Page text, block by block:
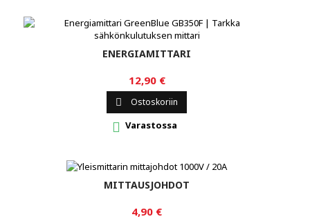
ENERGIAMITTARI
12,90 €
 Ostoskoriin
 Varastossa
MITTAUSJOHDOT
4,90 €